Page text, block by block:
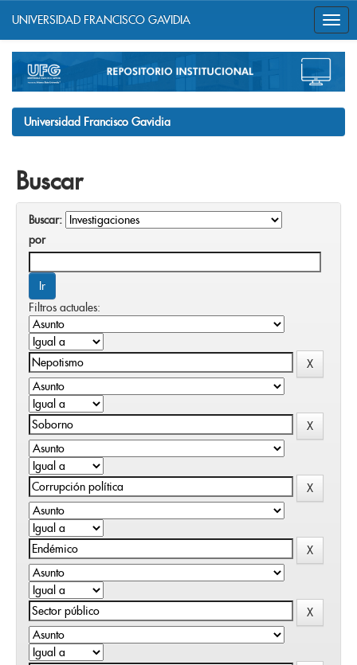
navigation
UNIVERSIDAD FRANCISCO GAVIDIA
Universidad Francisco Gavidia
Buscar
Buscar:
por
Filtros actuales: